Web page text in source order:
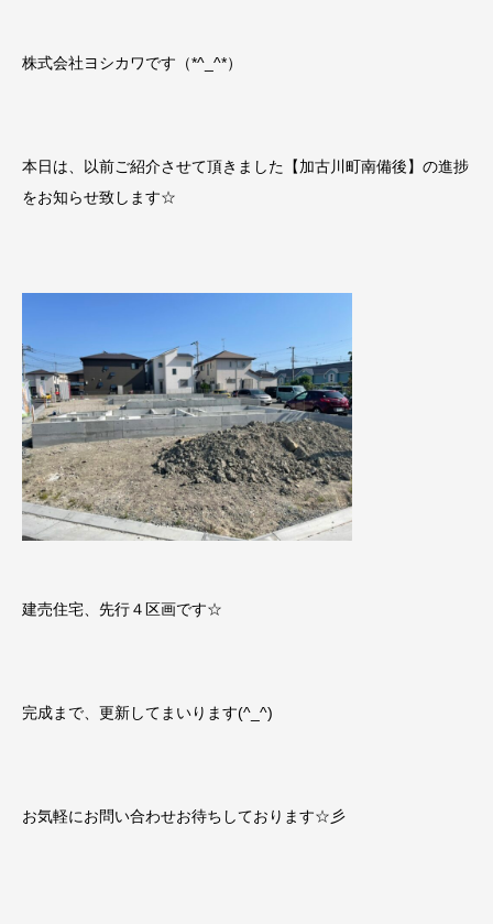
株式会社ヨシカワです（*^_^*）
本日は、以前ご紹介させて頂きました【加古川町南備後】の進捗
をお知らせ致します☆
建売住宅、先行４区画です☆
完成まで、更新してまいります(^_^)
お気軽にお問い合わせお待ちしております☆彡